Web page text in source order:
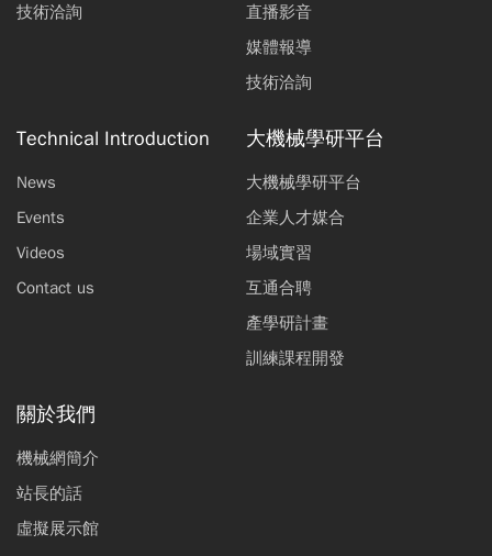
技術洽詢
直播影音
媒體報導
技術洽詢
Technical Introduction
News
Events
Videos
Contact us
大機械學研平台
大機械學研平台
企業人才媒合
場域實習
互通合聘
產學研計畫
訓練課程開發
關於我們
機械網簡介
站長的話
虛擬展示館